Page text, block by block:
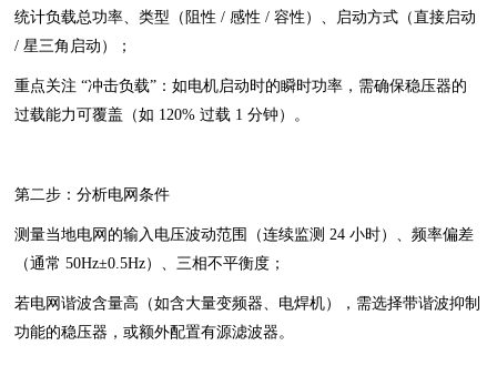
统计负载总功率、类型（阻性 / 感性 / 容性）、启动方式（直接启动
/ 星三角启动）；
重点关注 “冲击负载”：如电机启动时的瞬时功率，需确保稳压器的
过载能力可覆盖（如 120% 过载 1 分钟）。
第二步：分析电网条件
测量当地电网的输入电压波动范围（连续监测 24 小时）、频率偏差
（通常 50Hz±0.5Hz）、三相不平衡度；
若电网谐波含量高（如含大量变频器、电焊机），需选择带谐波抑制
功能的稳压器，或额外配置有源滤波器。